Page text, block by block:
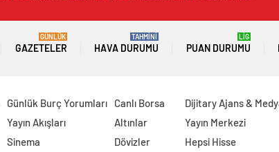
GAZETELER
GÜNLÜK
HAVA DURUMU
TAHMİNİ
PUAN DURUMU
LİG
Günlük Burç Yorumları
Yayın Akışları
Sinema
Canlı Borsa
Altınlar
Dövizler
Dijitary Ajans &
Yayın Merkezi
Hepsi Hisse